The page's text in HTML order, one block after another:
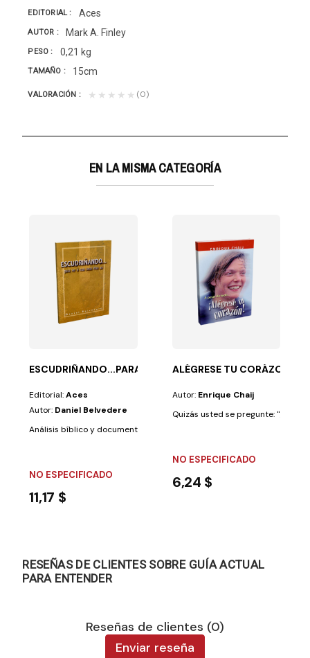
EDITORIAL Aces
AUTOR Mark A. Finley
PESO 0,21 kg
TAMAÑO 15cm
VALORACIÓN ★★★★★ (0)
EN LA MISMA CATEGORÍA
y estrés....
es social por naturaleza, y todo individuo sano...
ESCUDRIÑANDO...PARA VER SI ESAS COSAS.
Editorial:Aces
Autor: Daniel Belvedere
Análisis bíblico y documentado sobre las creencias de los Testigos de
NO ESPECIFICADO
11,17 $
ALÉGRESE TU CORÁZON! A
Autor: Enrique Chaij
Quizás usted se pregunte: "¿Otra
NO ESPECIFICADO
6,24 $
RESEÑAS DE CLIENTES SOBRE GUÍA ACTUAL
PARA ENTENDER
Reseñas de clientes (0)
Enviar reseña